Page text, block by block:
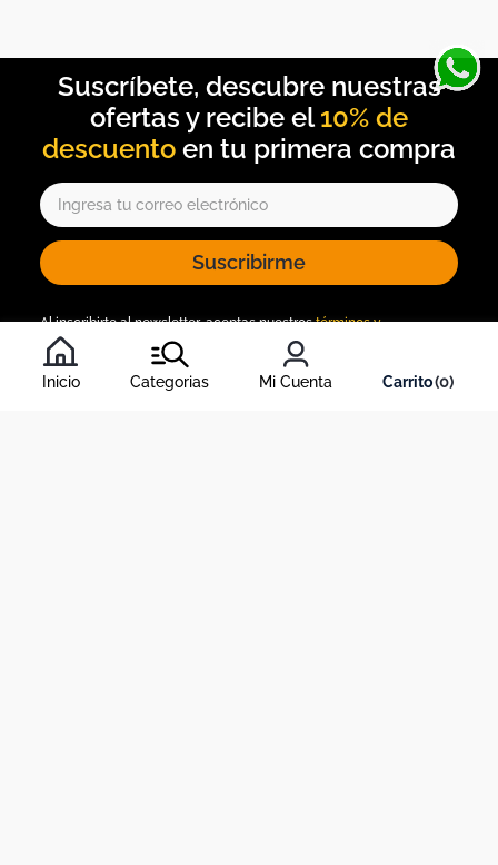
Inicio Categorias Mi Cuenta 0
10% de
descuento
Suscribirme
Al inscribirte al newsletter, aceptas nuestrostérminos y
condiciones
, y nuestra política de tratamiento de información